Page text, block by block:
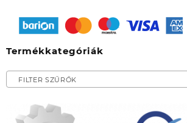
6990 Ft.
4990 Ft.
Termékkategóriák
FILTER SZŰRŐK